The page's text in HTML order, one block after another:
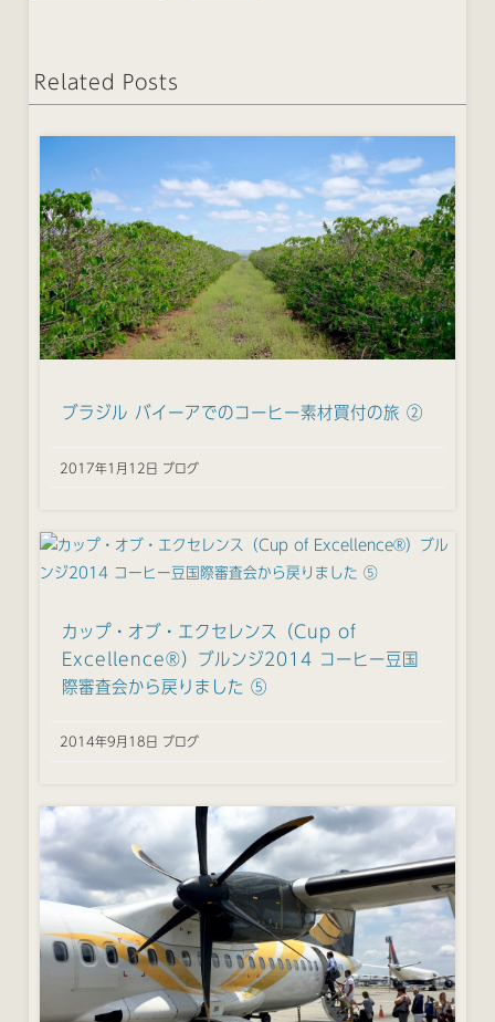
Related Posts
ブラジル バイーアでのコーヒー素材買付の旅 ②
2017年1月12日 ブログ
カップ・オブ・エクセレンス（Cup of
Excellence®）ブルンジ2014 コーヒー豆国
際審査会から戻りました ⑤
2014年9月18日 ブログ